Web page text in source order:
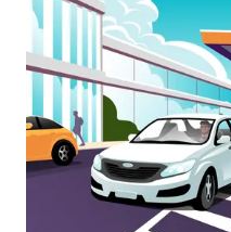
箭
鍵，
即
可
用